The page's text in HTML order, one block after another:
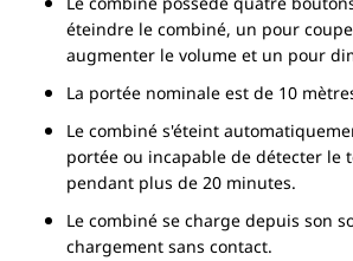
éteindre le combiné, un pour
augmenter le volume et un pour
La portée nominale est de 10
Le combiné s'éteint
portée ou incapable de détecter le
pendant plus de 20 minutes.
Le combiné se charge depuis son
chargement sans contact.